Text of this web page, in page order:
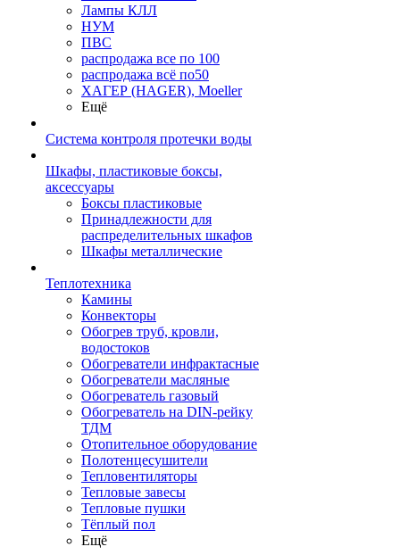
Лампы КЛЛ
НУМ
ПВС
распродажа все по 100
распродажа всё по50
ХАГЕР (HAGER), Moeller
Ещё
Система контроля протечки воды
Шкафы, пластиковые боксы,
аксессуары
Боксы пластиковые
Принадлежности для
распределительных шкафов
Шкафы металлические
Теплотехника
Камины
Конвекторы
Обогрев труб, кровли,
водостоков
Обогреватели инфрактасные
Обогреватели масляные
Обогреватель газовый
Обогреватель на DIN-рейку
ТДМ
Отопительное оборудование
Полотенцесушители
Тепловентиляторы
Тепловые завесы
Тепловые пушки
Тёплый пол
Ещё